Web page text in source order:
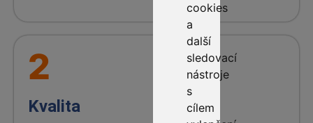
cookies
a
další
sledovací
nástroje
s
cílem
2
Kvalita